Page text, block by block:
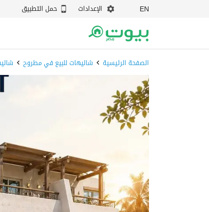
EN الإعدادات حمل التطبيق
الصفحة الرئيسية شاليهات للبيع في مطروح